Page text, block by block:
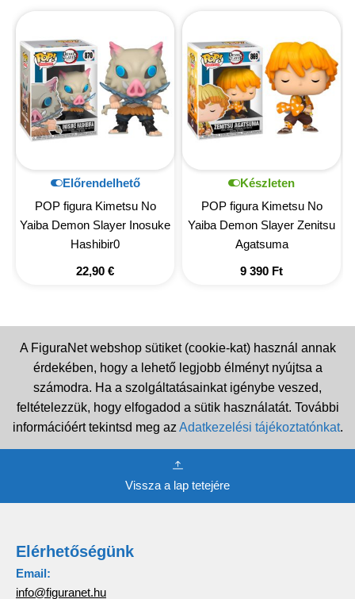
Előrendelhető
POP figura Kimetsu No
Yaiba Demon Slayer Inosuke
Hashibir0
22,90 €
Készleten
POP figura Kimetsu No
Yaiba Demon Slayer Zenitsu
Agatsuma
9 390 Ft
A FiguraNet webshop sütiket (cookie-kat) használ annak
érdekében, hogy a lehető legjobb élményt nyújtsa a
számodra. Ha a szolgáltatásainkat igénybe veszed,
feltételezzük, hogy elfogadod a sütik használatát. További
információért tekintsd meg az Adatkezelési tájékoztatónkat.
Vissza a lap tetejére
Elérhetőségünk
Email:
info@figuranet.hu